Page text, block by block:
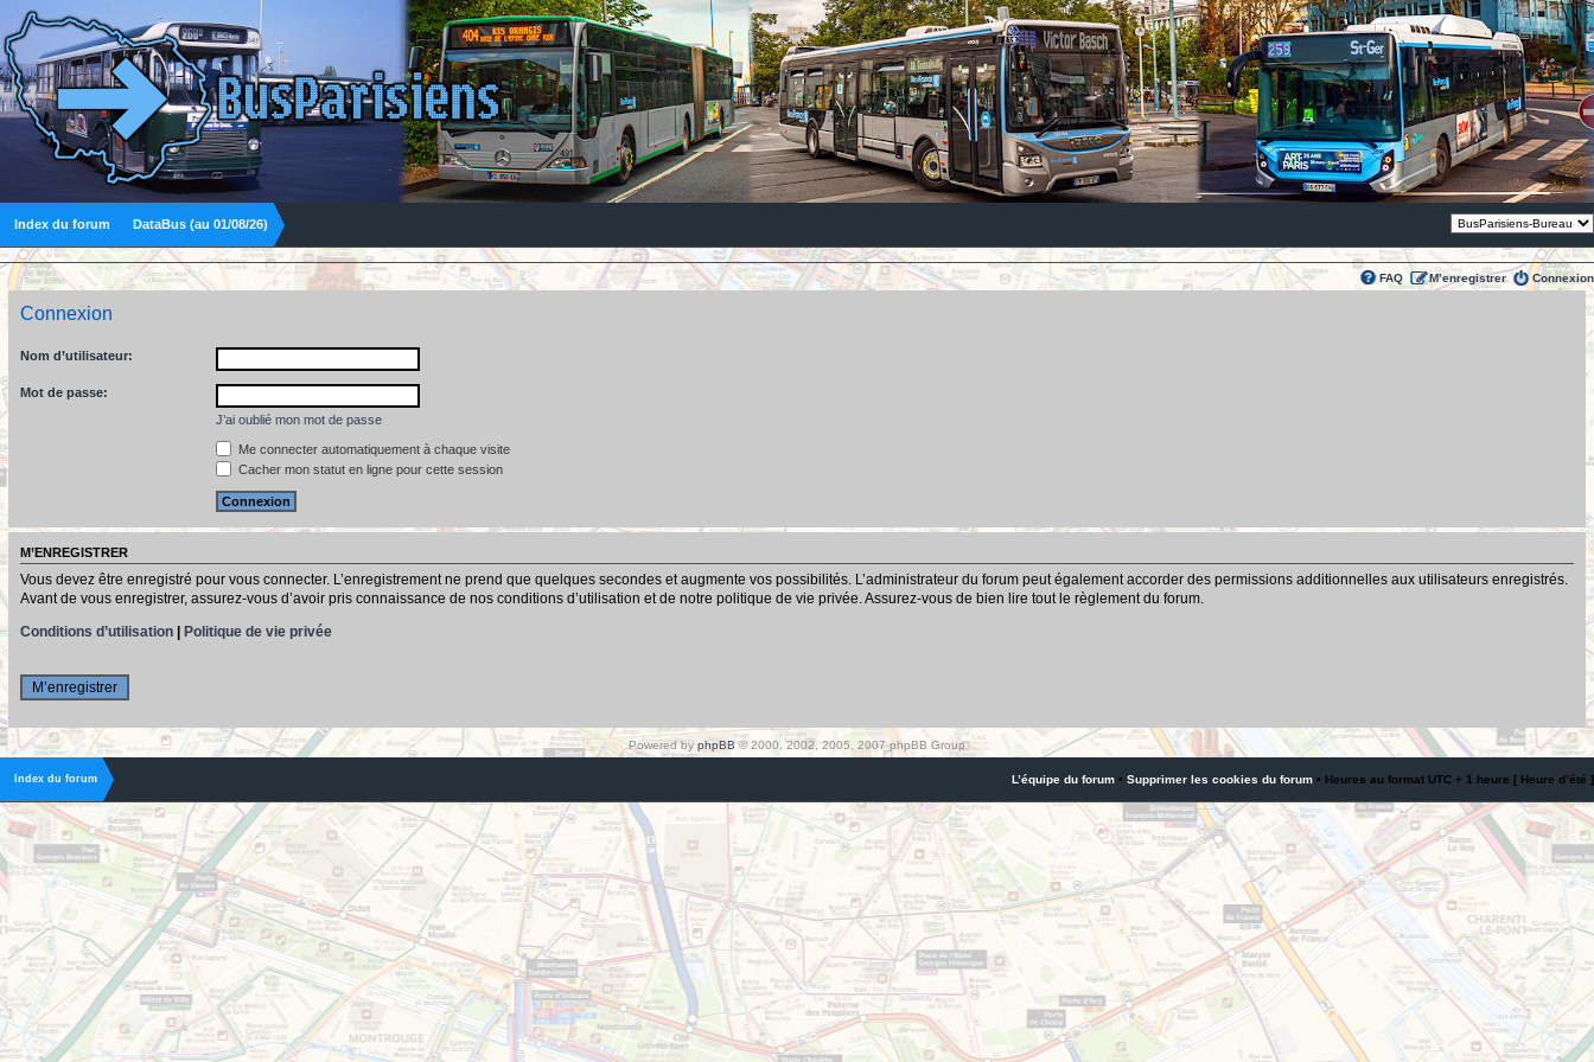
Index du forum DataBus (au 01/08/26)
FAQ M’enregistrer Connexion
Connexion
Nom d’utilisateur:
Mot de passe:
J’ai oublié mon mot de passe
Me connecter automatiquement à chaque visite
Cacher mon statut en ligne pour cette session
M’ENREGISTRER
Vous devez être enregistré pour vous connecter. L’enregistrement ne prend que quelques secondes et augmente vos possibilités. L’administrateur du forum peut également accorder des permissions additionnelles aux utilisateurs enregistrés.
Avant de vous enregistrer, assurez-vous d’avoir pris connaissance de nos conditions d’utilisation et de notre politique de vie privée. Assurez-vous de bien lire tout le règlement du forum.
Conditions d’utilisation
Politique de vie privée
M’enregistrer
Powered by phpBB© 2000, 2002, 2005, 2007 phpBB Group
Index du forum L’équipe du forum • Supprimer les cookies du forum • Heures au format UTC + 1 heure [ Heure d’été ]